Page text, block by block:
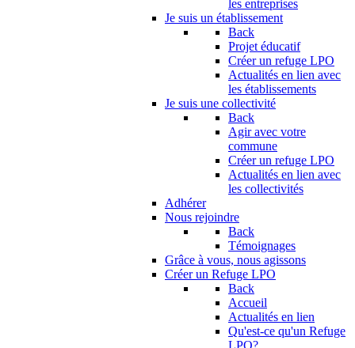
les entreprises
Je suis un établissement
Back
Projet éducatif
Créer un refuge LPO
Actualités en lien avec
les établissements
Je suis une collectivité
Back
Agir avec votre
commune
Créer un refuge LPO
Actualités en lien avec
les collectivités
Adhérer
Nous rejoindre
Back
Témoignages
Grâce à vous, nous agissons
Créer un Refuge LPO
Back
Accueil
Actualités en lien
Qu'est-ce qu'un Refuge
LPO?